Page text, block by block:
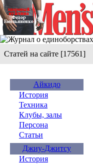
Статей на сайте [17561]
Айкидо
История
Техника
Клубы, залы
Персона
Статьи
Джиу-Джитсу
История